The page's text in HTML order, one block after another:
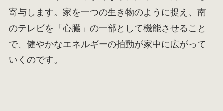
寄与します。家を一つの生き物のように捉え、南
のテレビを「心臓」の一部として機能させること
で、健やかなエネルギーの拍動が家中に広がって
いくのです。